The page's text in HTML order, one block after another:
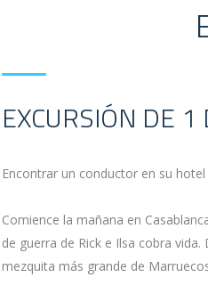
EXCURSIÓN DE
Encontrar un conductor en su
Comience la mañana en
de guerra de Rick e Ilsa cobra
mezquita más grande de